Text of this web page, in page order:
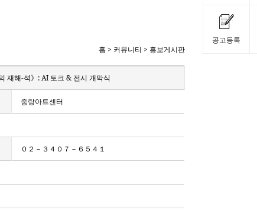
공고등록
홈 > 커뮤니티 > 홍보게시판
재해-석》: AI 토크 & 전시 개막식
중랑아트센터
０２－３４０７－６５４１